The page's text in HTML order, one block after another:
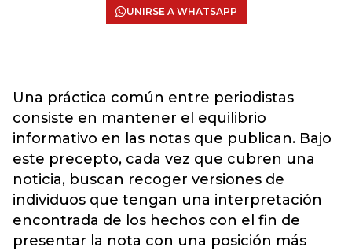
UNIRSE A WHATSAPP
Una práctica común entre periodistas
consiste en mantener el equilibrio
informativo en las notas que publican. Bajo
este precepto, cada vez que cubren una
noticia, buscan recoger versiones de
individuos que tengan una interpretación
encontrada de los hechos con el fin de
presentar la nota con una posición más